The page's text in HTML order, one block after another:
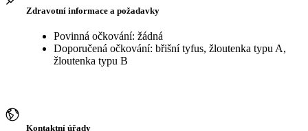
Zdravotní informace a požadavky
Povinná očkování: žádná
Doporučená očkování: břišní tyfus, žloutenka typu A,
žloutenka typu B
Kontaktní úřady